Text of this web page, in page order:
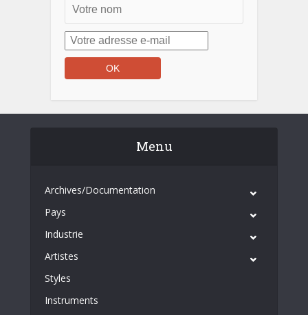
Menu
Archives/Documentation
Pays
Industrie
Artistes
Styles
Instruments